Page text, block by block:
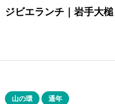
ジビエランチ｜岩手大槌
山の環 通年